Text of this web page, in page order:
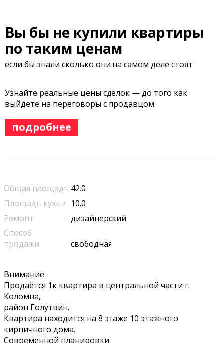
Вы бы не купили квартиры
по таким ценам
если бы знали сколько они на самом деле стоят
Узнайте реальные цены сделок — до того как
выйдете на переговоры с продавцом.
подробнее
Общая площадь 42.0
Площадь кухни 10.0
Ремонт
дизайнерский
Способ
продажи
свободная
Внимание
Продаётся 1к квартира в центральной части г.
Коломна,
район Голутвин.
Квартира находится на 8 этаже 10 этажного
кирпичного дома.
Современной планировки